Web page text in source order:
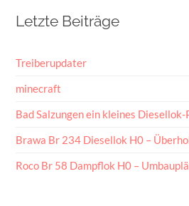
Letzte Beiträge
Treiberupdater
minecraft
Bad Salzungen ein kleines Diesellok-
Brawa Br 234 Diesellok H0 –
Roco Br 58 Dampflok H0 –